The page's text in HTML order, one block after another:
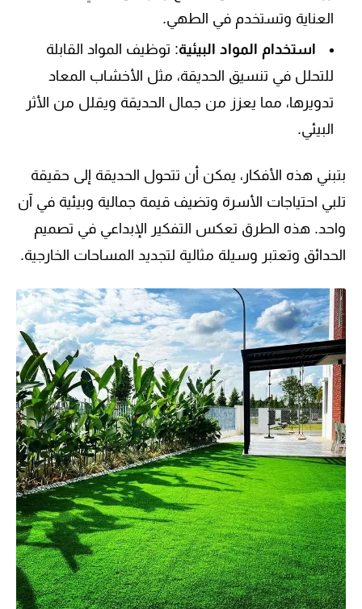
العناية وتستخدم في الطهي.
استخدام المواد البيئية: توظيف المواد القابلة
للتحلل في تنسيق الحديقة، مثل الأخشاب المعاد
تدويرها، مما يعزز من جمال الحديقة ويقلل من الأثر
البيئي.
بتبني هذه الأفكار، يمكن أن تتحول الحديقة إلى حقيقة
تلبي احتياجات الأسرة وتضيف قيمة جمالية وبيئية في آن
واحد. هذه الطرق تعكس التفكير الإبداعي في تصميم
الحدائق وتعتبر وسيلة مثالية لتجديد المساحات الخارجية.